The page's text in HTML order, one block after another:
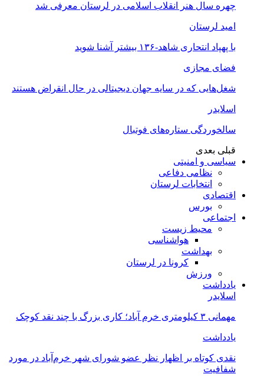
چهره سال هنر انقلاب اسلامی در لرستان معرفی شد
امید لرستان
با پهپاد انتحاری شاهد-۱۳۶ بیشتر آشنا شوید
فضای مجازی
شغل‌‌هایی که در سایه جهان دیجیتالی در حال انقراض هستند
اسلایدر
سالخوردگی ستاره‌های فوتبال
قبلی بعدی
سیاسی و امنیتی
نظامی دفاعی
انتخابات لرستان
اقتصادی
بورس
اجتماعی
محیط زیست
هواشناسی
بهداشت
کرونا در لرستان
ورزش
یادداشت
اسلایدر
مهمانی ۳ کیلومتری خرم آباد؛ کاری بزرگ با چند نقد کوچک
یادداشت
نقدی کوتاه بر اظهار نظر عضو شورای شهر خرم‌آباد در مورد
شفافیت